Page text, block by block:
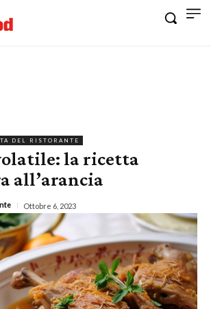
DEL RISTORANTE
la ricetta
all’arancia
Ottobre 6, 2023